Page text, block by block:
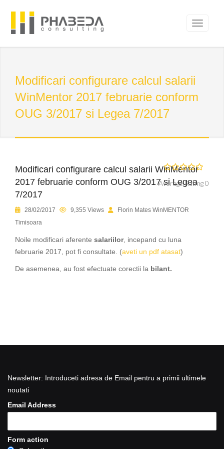
Modificari configurare calcul salarii
WinMentor 2017 februarie conform
OUG 3/2017 si Legea 7/2017
Modificari configurare calcul salarii WinMentor
2017 februarie conform OUG 3/2017 si Legea
7/2017
Average Rating 0
28/02/2017 9,355 Views
Florin Mates WinMENTOR
Timisoara
Noile modificari aferente salariilor, incepand cu luna
februarie 2017, pot fi consultate. (aveti un pdf atasat)
De asemenea, au fost efectuate corectii la bilant.
Newsletter: Introduceti adresa de Email pentru a primii ultimele
noutati
Email Address
Form action